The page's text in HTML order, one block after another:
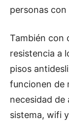
personas
También con
resistencia a
pisos
funcionen de
necesidad de
sistema, wifi